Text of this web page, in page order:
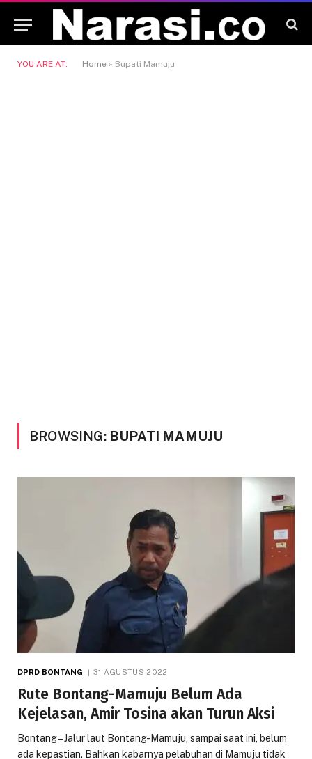
YOU ARE AT: Home » Bupati Mamuju
BROWSING: BUPATI MAMUJU
DPRD BONTANG 31 AGUSTUS 2022
Rute Bontang-Mamuju Belum Ada
Kejelasan, Amir Tosina akan Turun Aksi
Bontang – Jalur laut Bontang-Mamuju, sampai saat ini, belum
ada kepastian. Bahkan kabarnya pelabuhan di Mamuju tidak